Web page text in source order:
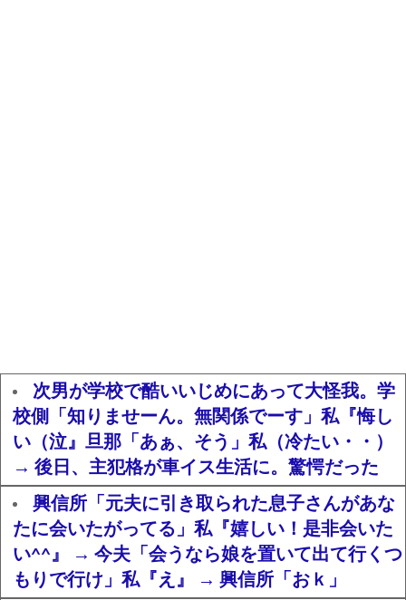
次男が学校で酷いいじめにあって大怪我。学
校側「知りませーん。無関係でーす」私『悔し
い（泣』旦那「あぁ、そう」私（冷たい・・）
→ 後日、主犯格が車イス生活に。驚愕だった
興信所「元夫に引き取られた息子さんがあな
たに会いたがってる」私『嬉しい！是非会いた
い^^』 → 今夫「会うなら娘を置いて出て行くつ
もりで行け」私『え』 → 興信所「おｋ」